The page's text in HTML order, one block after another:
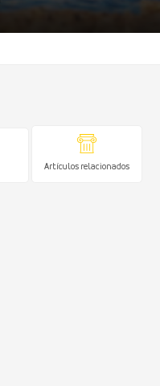
Artículos relacionados